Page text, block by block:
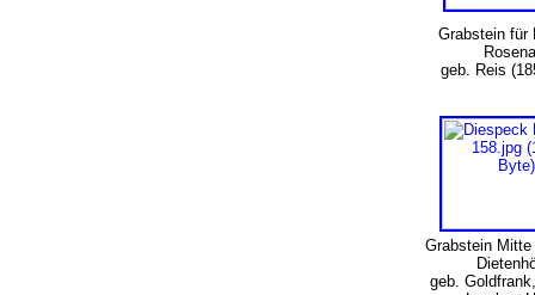
Grabstein für
geb. Reis
Grabstein Mitte
geb.